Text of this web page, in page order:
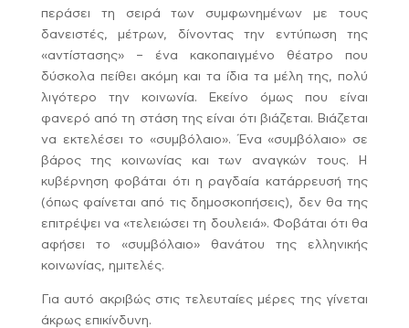
περάσει τη σειρά των συμφωνημένων με τους
δανειστές, μέτρων, δίνοντας την εντύπωση της
«αντίστασης» – ένα κακοπαιγμένο θέατρο που
δύσκολα πείθει ακόμη και τα ίδια τα μέλη της, πολύ
λιγότερο την κοινωνία. Εκείνο όμως που είναι
φανερό από τη στάση της είναι ότι βιάζεται. Βιάζεται
να εκτελέσει το «συμβόλαιο». Ένα «συμβόλαιο» σε
βάρος της κοινωνίας και των αναγκών τους. Η
κυβέρνηση φοβάται ότι η ραγδαία κατάρρευσή της
(όπως φαίνεται από τις δημοσκοπήσεις), δεν θα της
επιτρέψει να «τελειώσει τη δουλειά». Φοβάται ότι θα
αφήσει το «συμβόλαιο» θανάτου της ελληνικής
κοινωνίας, ημιτελές.
Για αυτό ακριβώς στις τελευταίες μέρες της γίνεται
άκρως επικίνδυνη.